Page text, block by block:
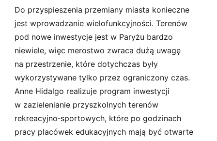
Do przyspieszenia przemiany miasta konieczne
jest wprowadzanie wielofunkcyjności. Terenów
pod nowe inwestycje jest w Paryżu bardzo
niewiele, więc merostwo zwraca dużą uwagę
na przestrzenie, które dotychczas były
wykorzystywane tylko przez ograniczony czas.
Anne Hidalgo realizuje program inwestycji
w zazielenianie przyszkolnych terenów
rekreacyjno­‑sportowych, które po godzinach
pracy placówek edukacyjnych mają być otwarte